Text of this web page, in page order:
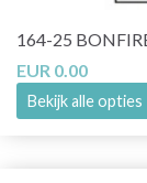
164-25
EUR 0.00
Bekijk alle opties